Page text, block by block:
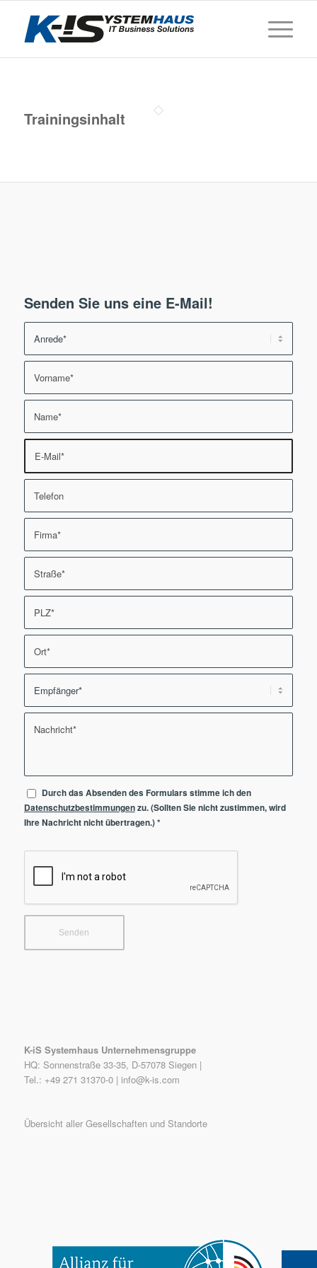
Trainingsinhalt
Senden Sie uns eine E-Mail!
Durch das Absenden des Formulars stimme ich den
Datenschutzbestimmungenzu. (Sollten Sie nicht zustimmen, wird
Ihre Nachricht nicht übertragen.)*
K-iS Systemhaus Unternehmensgruppe
HQ: Sonnenstraße 33-35, D-57078 Siegen |
Tel.: +49 271 31370-0 | info@k-is.com
Übersicht aller Gesellschaften und Standorte